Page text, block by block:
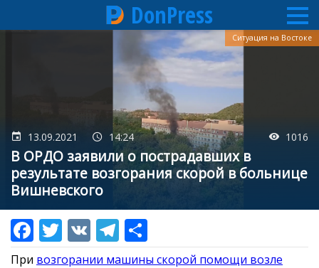
DonPress
13.09.2021 14:24 1016
В ОРДО заявили о пострадавших в
результате возгорания скорой в больнице
Вишневского
Ситуация на Востоке
При возгорании машины скорой помощи возле